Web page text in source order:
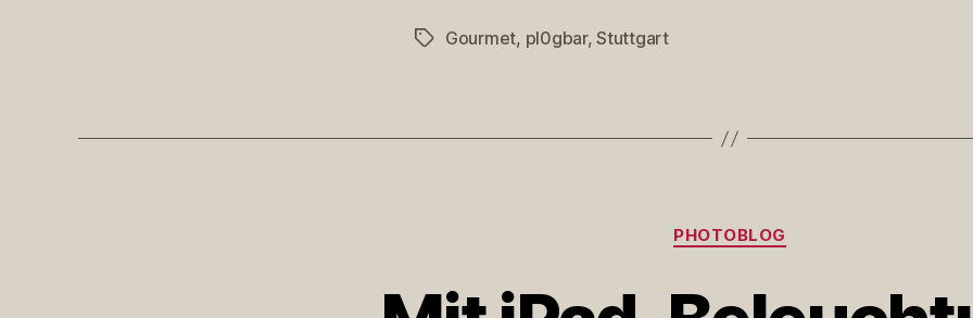
Schlagwörter
Gourmet, pl0gbar,Stuttgart
Kategorien
PHOTOBLOG